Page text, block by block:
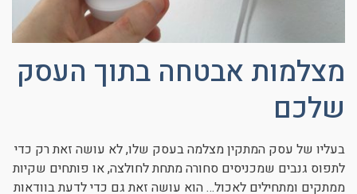
מצלמות אבטחה בתוך העסק
שלכם
בעליו של עסק המתקין מצלמה בעסק שלו, לא עושה זאת רק כדי
לתפוס גנבים שמכניסים סחורה מתחת לחולצה, או פותחים שקיות
ממתקים ומתחילים לאכול… הוא עושה זאת גם כדי לדעת בוודאות